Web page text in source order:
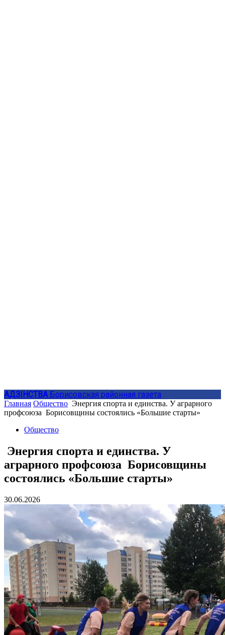
АДЗIНСТВА Борисовская районная газета
Главная Общество Энергия спорта и единства. У аграрного
профсоюза Борисовщины состоялись «Большие старты»
Общество
Энергия спорта и единства. У
аграрного профсоюза Борисовщины
состоялись «Большие старты»
30.06.2026